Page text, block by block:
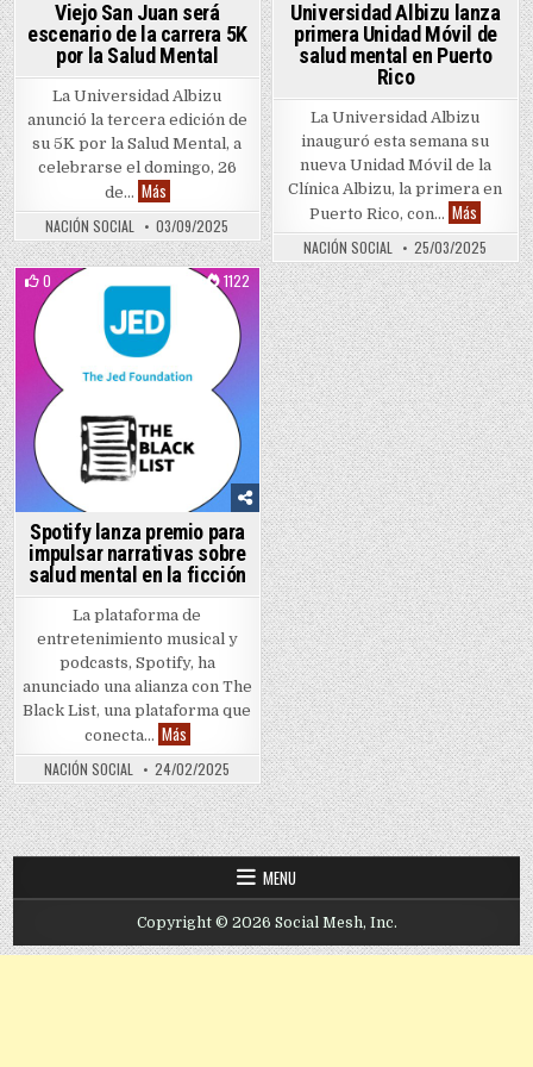
Viejo San Juan será
escenario de la carrera 5K
por la Salud Mental
La Universidad Albizu
anunció la tercera edición de
su 5K por la Salud Mental, a
celebrarse el domingo, 26
de… MásViejo San Juan será escenario de la carrera 5K por la Salud
NACIÓN SOCIAL 03/09/2025
Universidad Albizu lanza
primera Unidad Móvil de
salud mental en Puerto
Rico
La Universidad Albizu
inauguró esta semana su
nueva Unidad Móvil de la
Clínica Albizu, la primera en
Puerto Rico, con… Más
NACIÓN SOCIAL
25/03/2025
0
1122
Posted in
Spotify lanza premio para
impulsar narrativas sobre
salud mental en la ficción
La plataforma de
entretenimiento musical y
podcasts, Spotify, ha
anunciado una alianza con The
Black List, una plataforma que
conecta… MásSpotify lanza premio para impulsar narrativas sobre
NACIÓN SOCIAL 24/02/2025
MENU
Copyright © 2026 Social Mesh, Inc.